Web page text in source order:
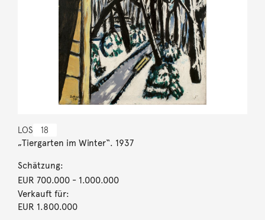
LOS 18
„Tiergarten im Winter“. 1937
Schätzung:
EUR 700.000- 1.000.000
Verkauft für:
EUR 1.800.000